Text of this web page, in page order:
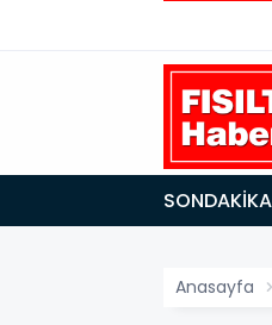
SONDAKİKA
Anasayfa